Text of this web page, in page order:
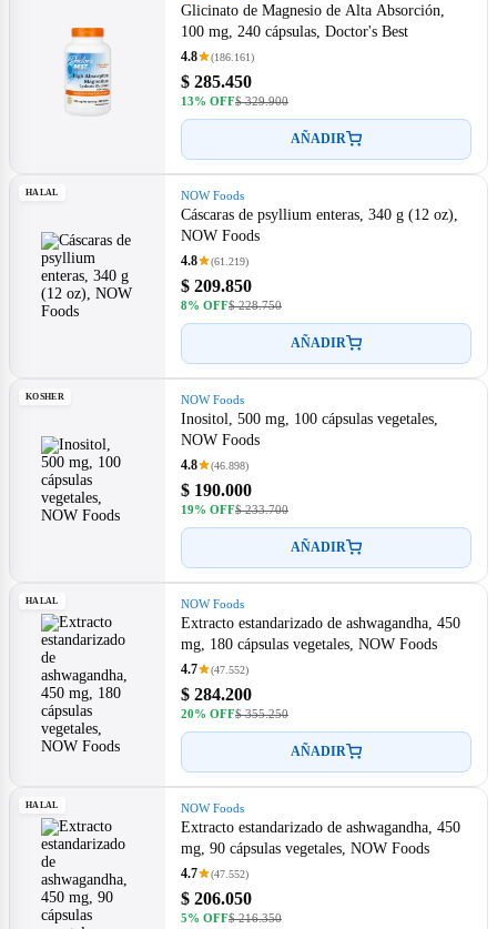
Glicinato de Magnesio de Alta Absorción,
100 mg, 240 cápsulas, Doctor's Best
4.8 (186.161)
$ 285.450
13% OFF$ 329.900
AÑADIR
HALAL NOW Foods
Cáscaras de psyllium enteras, 340 g (12 oz),
NOW Foods
4.8 (61.219)
$ 209.850
8% OFF$ 228.750
AÑADIR
KOSHER NOW Foods
Inositol, 500 mg, 100 cápsulas vegetales,
NOW Foods
4.8 (46.898)
$ 190.000
19% OFF$ 233.700
AÑADIR
HALAL NOW Foods
Extracto estandarizado de ashwagandha, 450
mg, 180 cápsulas vegetales, NOW Foods
4.7 (47.552)
$ 284.200
20% OFF$ 355.250
AÑADIR
HALAL NOW Foods
Extracto estandarizado de ashwagandha, 450
mg, 90 cápsulas vegetales, NOW Foods
4.7 (47.552)
$ 206.050
5% OFF$ 216.350